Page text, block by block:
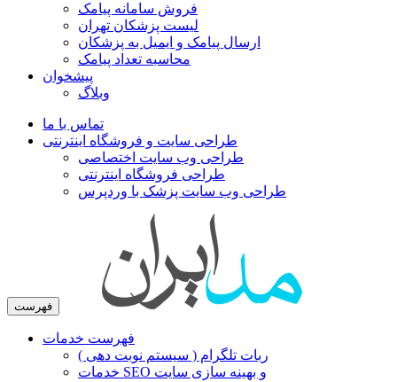
فروش سامانه پیامک
لیست پزشکان تهران
ارسال پیامک و ایمیل به پزشکان
محاسبه تعداد پیامک
پیشخوان
وبلاگ
تماس با ما
طراحی سایت و فروشگاه اینترنتی
طراحی وب سایت اختصاصی
طراحی فروشگاه اینترنتی
طراحی وب سایت پزشک با وردپرس
فهرست
فهرست خدمات
ربات تلگرام ( سیستم نوبت دهی )
خدمات SEO و بهینه سازی سایت